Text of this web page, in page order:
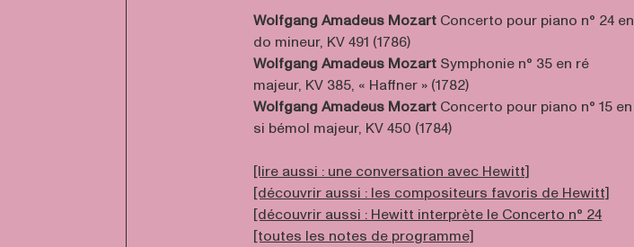
Wolfgang Amadeus Mozart Concerto pour piano n° 24 en
do mineur, KV 491 (1786)
Wolfgang Amadeus Mozart Symphonie n° 35 en ré
majeur, KV 385, « Haffner » (1782)
Wolfgang Amadeus Mozart Concerto pour piano n° 15 en
si bémol majeur, KV 450 (1784)
[lire aussi : une conversation avec Hewitt]
[découvrir aussi : les compositeurs favoris de Hewitt]
[découvrir aussi : Hewitt interprète le Concerto n° 24
[toutes les notes de programme]